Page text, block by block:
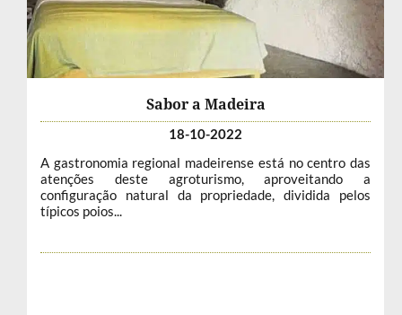
Sabor a Madeira
18-10-2022
A gastronomia regional madeirense está no centro das
atenções deste agroturismo, aproveitando a
configuração natural da propriedade, dividida pelos
típicos poios...